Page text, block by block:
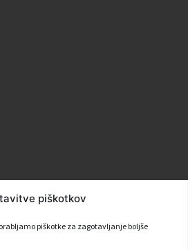
piškotkov
piškotke za zagotavljanje boljše